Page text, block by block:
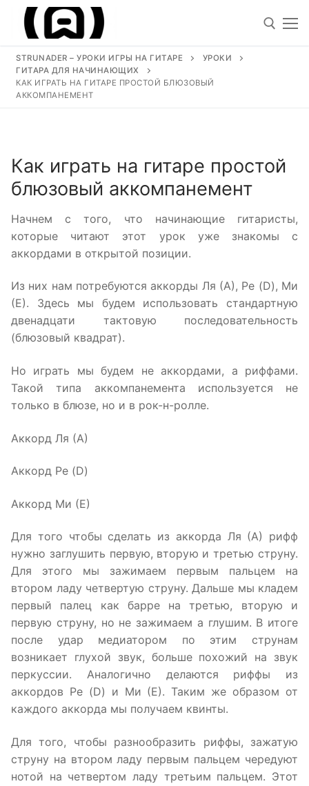
Перейти
содержимому
Уроки
Песни под гитару
Ноты для гитары
Обучение
Виртуозы гитаристы
STRUNADER – УРОКИ ИГРЫ НА ГИТАРЕ
УРОКИ
ГИТАРА ДЛЯ НАЧИНАЮЩИХ
КАК ИГРАТЬ НА ГИТАРЕ ПРОСТОЙ БЛЮЗОВЫЙ
АККОМПАНЕМЕНТ
Как играть на гитаре простой
блюзовый аккомпанемент
Начнем с того, что начинающие гитаристы,
которые читают этот урок уже знакомы с
аккордами в открытой позиции.
Из них нам потребуются аккорды Ля (А), Ре (D), Ми
(Е). Здесь мы будем использовать стандартную
двенадцати тактовую последовательность
(блюзовый квадрат).
Но играть мы будем не аккордами, а риффами.
Такой типа аккомпанемента используется не
только в блюзе, но и в рок-н-ролле.
Аккорд Ля (А)
Аккорд Ре (D)
Аккорд Ми (Е)
Для того чтобы сделать из аккорда Ля (А) рифф
нужно заглушить первую, вторую и третью струну.
Для этого мы зажимаем первым пальцем на
втором ладу четвертую струну. Дальше мы кладем
первый палец как барре на третью, вторую и
первую струну, но не зажимаем а глушим. В итоге
после удар медиатором по этим струнам
возникает глухой звук, больше похожий на звук
перкуссии. Аналогично делаются риффы из
аккордов Ре (D) и Ми (Е). Таким же образом от
каждого аккорда мы получаем квинты.
Для того, чтобы разнообразить риффы, зажатую
струну на втором ладу первым пальцем чередуют
нотой на четвертом ладу третьим пальцем. Этот